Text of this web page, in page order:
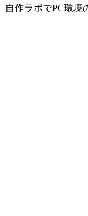
自作ラボでPC環境